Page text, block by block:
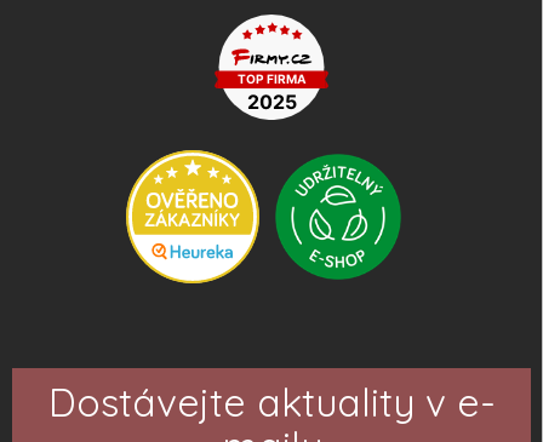
Dostávejte aktuality v e-